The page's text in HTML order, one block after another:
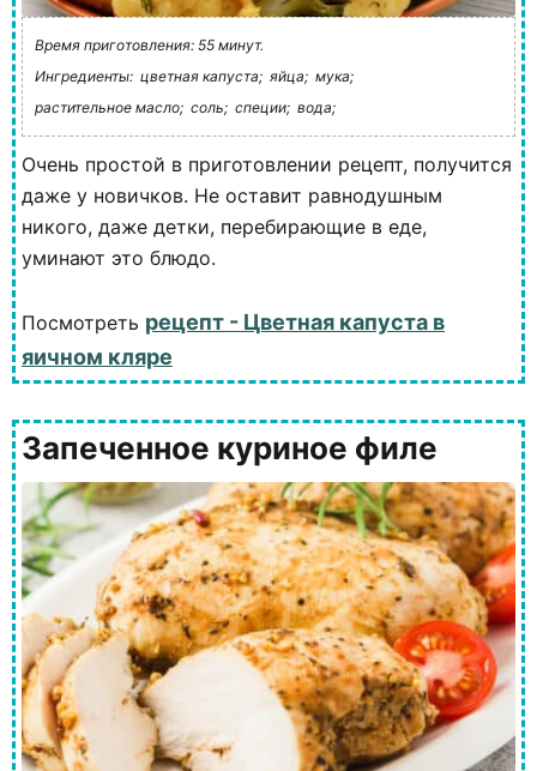
Время приготовления: 55 минут.
Ингредиенты: цветная капуста; яйца; мука;
растительное масло; соль; специи; вода;
Очень простой в приготовлении рецепт, получится
даже у новичков. Не оставит равнодушным
никого, даже детки, перебирающие в еде,
уминают это блюдо.
Посмотреть рецепт - Цветная капуста в
яичном кляре
Запеченное куриное филе